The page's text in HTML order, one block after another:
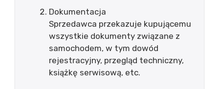
Dokumentacja
Sprzedawca przekazuje kupującemu
wszystkie dokumenty związane z
samochodem, w tym dowód
rejestracyjny, przegląd techniczny,
książkę serwisową, etc.